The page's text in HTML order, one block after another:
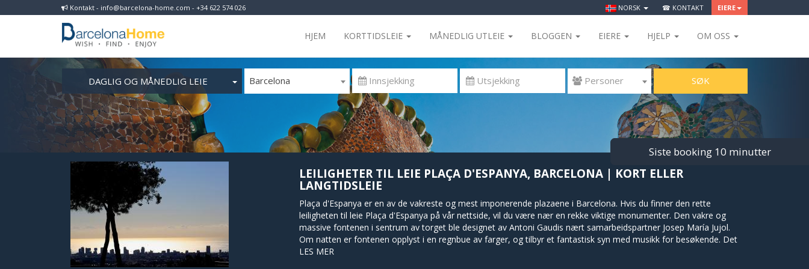
Kontakt - info@barcelona-home.com - +34 622 574 026 NORSK ☎ KONTAKT EIERE
HJEM KORTTIDSLEIE MÅNEDLIG UTLEIE BLOGGEN EIERE HJELP OM OSS
DAGLIG OG MÅNEDLIG LEIE Barcelona  Personer SØK
LEILIGHETER TIL LEIE PLAÇA D'ESPANYA, BARCELONA | KORT ELLER
LANGTIDSLEIE
Plaça d'Espanya er en av de vakreste og mest imponerende plazaene i Barcelona. Hvis du finner den rette
leiligheten til leie Plaça d'Espanya på vår nettside, vil du være nær en rekke viktige monumenter. Den vakre og
massive fontenen i sentrum av torget ble designet av Antoni Gaudis nært samarbeidspartner Josep María Jujol.
Om natten er fontenen opplyst i en regnbue av farger, og tilbyr et fantastisk syn med musikk for besøkende. Det
massive og lokalt elskede kjøpesenteret Las Arenas ligger også i plaza, i en imponerende bygning designet av
LES MER
Siste booking 10 minutter